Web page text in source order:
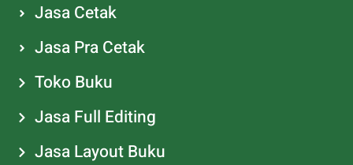
Jasa Cetak
Jasa Pra Cetak
Toko Buku
Jasa Full Editing
Jasa Layout Buku